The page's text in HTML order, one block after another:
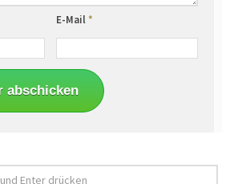
E-Mail*